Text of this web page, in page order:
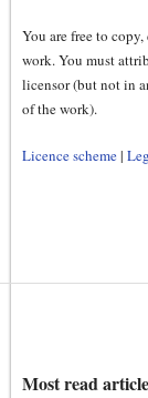
You are free to
work. You must
licensor (but not in
of the work).
Licence scheme|
Most read